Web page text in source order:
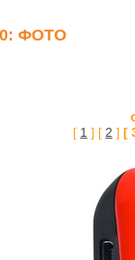
ФОТО
[ 1 ] [ 2 ] [